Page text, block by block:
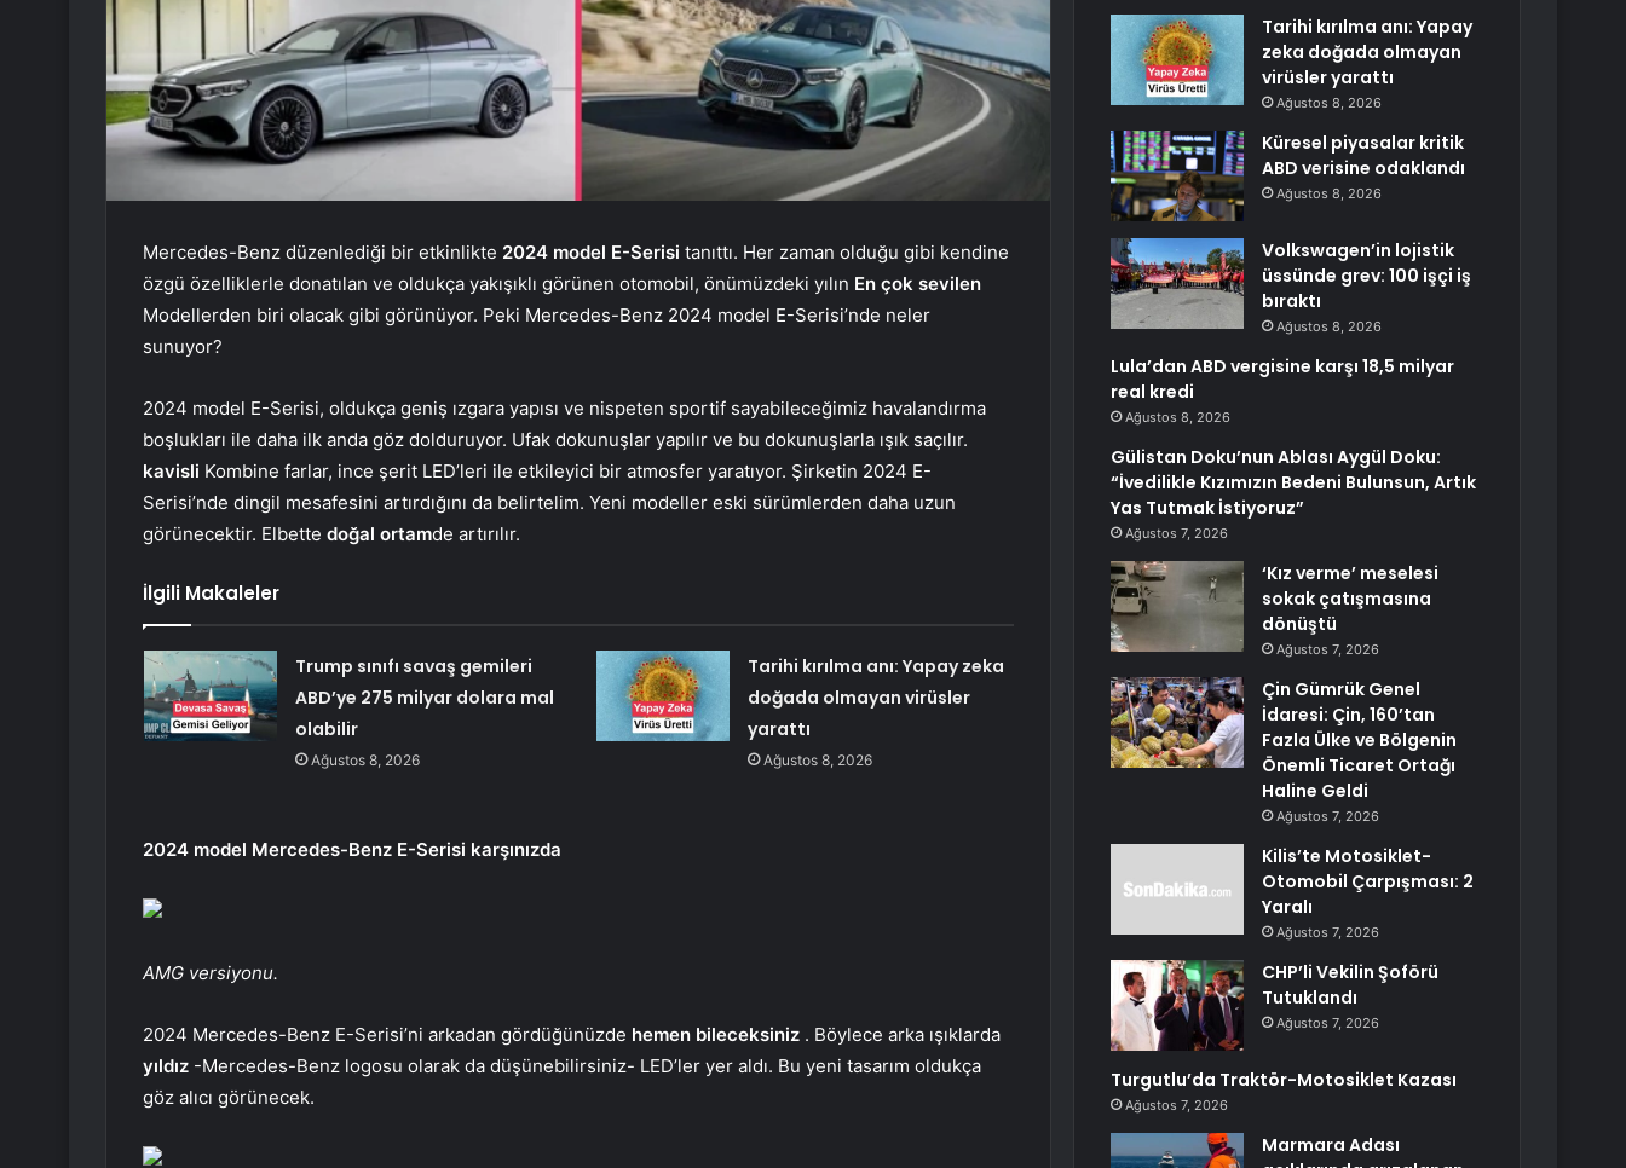
Mercedes-Benz düzenlediği bir etkinlikte 2024 model E-Serisi tanıttı. Her zaman olduğu gibi kendine
özgü özelliklerle donatılan ve oldukça yakışıklı görünen otomobil, önümüzdeki yılın En çok sevilen
Modellerden biri olacak gibi görünüyor. Peki Mercedes-Benz 2024 model E-Serisi’nde neler
sunuyor?
2024 model E-Serisi, oldukça geniş ızgara yapısı ve nispeten sportif sayabileceğimiz havalandırma
boşlukları ile daha ilk anda göz dolduruyor. Ufak dokunuşlar yapılır ve bu dokunuşlarla ışık saçılır.
kavisli Kombine farlar, ince şerit LED’leri ile etkileyici bir atmosfer yaratıyor. Şirketin 2024 E-
Serisi’nde dingil mesafesini artırdığını da belirtelim. Yeni modeller eski sürümlerden daha uzun
görünecektir. Elbette doğal ortamde artırılır.
İlgili Makaleler
Trump sınıfı savaş gemileri
ABD’ye 275 milyar dolara mal
olabilir
Ağustos 8, 2026
Tarihi kırılma anı: Yapay zeka
doğada olmayan virüsler
yarattı
Ağustos 8, 2026
2024 model Mercedes-Benz E-Serisi karşınızda
AMG versiyonu.
2024 Mercedes-Benz E-Serisi’ni arkadan gördüğünüzde hemen bileceksiniz . Böylece arka ışıklarda
yıldız -Mercedes-Benz logosu olarak da düşünebilirsiniz- LED’ler yer aldı. Bu yeni tasarım oldukça
göz alıcı görünecek.
Tarihi kırılma anı: Yapay
zeka doğada olmayan
virüsler yarattı
Ağustos 8, 2026
Küresel piyasalar kritik
ABD verisine odaklandı
Ağustos 8, 2026
Volkswagen’in lojistik
üssünde grev: 100 işçi iş
bıraktı
Ağustos 8, 2026
Lula’dan ABD vergisine karşı 18,5 milyar
real kredi
Ağustos 8, 2026
Gülistan Doku’nun Ablası Aygül Doku:
“İvedilikle Kızımızın Bedeni Bulunsun, Artık
Yas Tutmak İstiyoruz”
Ağustos 7, 2026
‘Kız verme’ meselesi
sokak çatışmasına
dönüştü
Ağustos 7, 2026
Çin Gümrük Genel
İdaresi: Çin, 160’tan
Fazla Ülke ve Bölgenin
Önemli Ticaret Ortağı
Haline Geldi
Ağustos 7, 2026
Kilis’te Motosiklet-
Otomobil Çarpışması: 2
Yaralı
Ağustos 7, 2026
CHP’li Vekilin Şoförü
Tutuklandı
Ağustos 7, 2026
Turgutlu’da Traktör-Motosiklet Kazası
Ağustos 7, 2026
Marmara Adası